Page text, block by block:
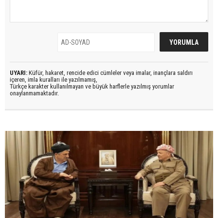
UYARI: Küfür, hakaret, rencide edici cümleler veya imalar, inançlara saldırı
içeren, imla kuralları ile yazılmamış,
Türkçe karakter kullanılmayan ve büyük harflerle yazılmış yorumlar
onaylanmamaktadır.